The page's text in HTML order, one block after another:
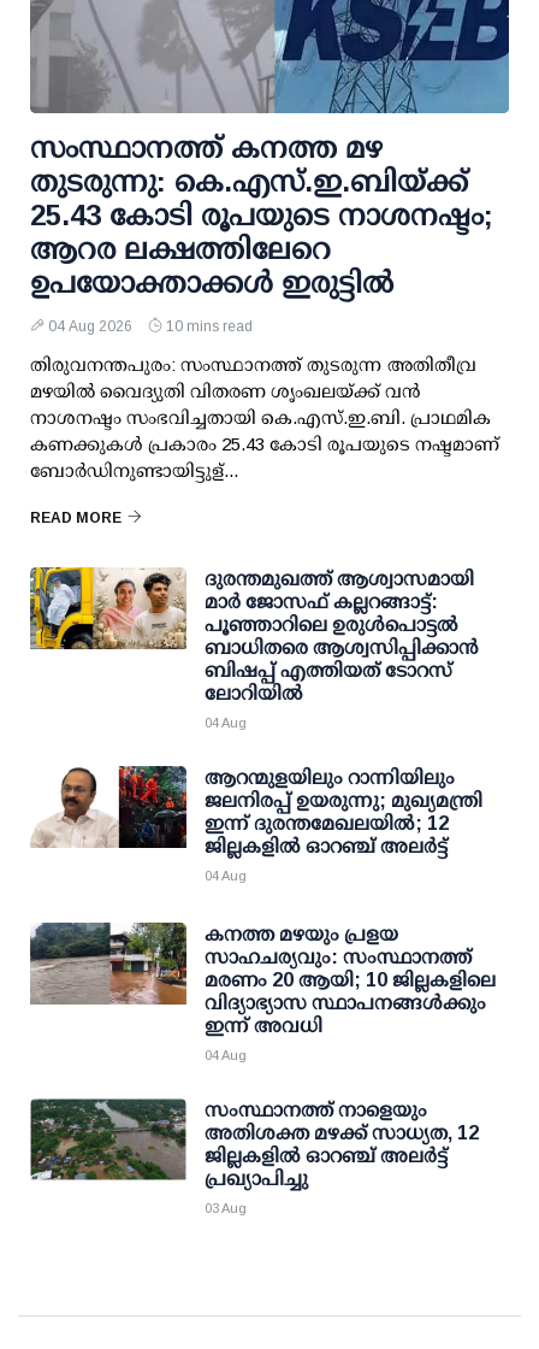
സംസ്ഥാനത്ത് കനത്ത മഴ
തുടരുന്നു: കെ.എസ്.ഇ.ബിയ്ക്ക്
25.43 കോടി രൂപയുടെ നാശനഷ്ടം;
ആറര ലക്ഷത്തിലേറെ
ഉപയോക്താക്കള്‍ ഇരുട്ടില്‍
04 Aug 2026 10 mins read
തിരുവനന്തപുരം: സംസ്ഥാനത്ത് തുടരുന്ന അതിതീവ്ര
മഴയില്‍ വൈദ്യുതി വിതരണ ശൃംഖലയ്ക്ക് വന്‍
നാശനഷ്ടം സംഭവിച്ചതായി കെ.എസ്.ഇ.ബി. പ്രാഥമിക
കണക്കുകള്‍ പ്രകാരം 25.43 കോടി രൂപയുടെ നഷ്ടമാണ്
ബോര്‍ഡിനുണ്ടായിട്ടുള്...
READ MORE
ദുരന്തമുഖത്ത് ആശ്വാസമായി
മാര്‍ ജോസഫ് കല്ലറങ്ങാട്ട്:
പൂഞ്ഞാറിലെ ഉരുള്‍പൊട്ടല്‍
ബാധിതരെ ആശ്വസിപ്പിക്കാന്‍
ബിഷപ്പ് എത്തിയത് ടോറസ്
ലോറിയില്‍
04 Aug
ആറന്മുളയിലും റാന്നിയിലും
ജലനിരപ്പ് ഉയരുന്നു; മുഖ്യമന്ത്രി
ഇന്ന് ദുരന്തമേഖലയില്‍; 12
ജില്ലകളില്‍ ഓറഞ്ച് അലര്‍ട്ട്
04 Aug
കനത്ത മഴയും പ്രളയ
സാഹചര്യവും: സംസ്ഥാനത്ത്
മരണം 20 ആയി; 10 ജില്ലകളിലെ
വിദ്യാഭ്യാസ സ്ഥാപനങ്ങള്‍ക്കും
ഇന്ന് അവധി
04 Aug
സംസ്ഥാനത്ത് നാളെയും
അതിശക്ത മഴക്ക് സാധ്യത, 12
ജില്ലകളിൽ ഓറഞ്ച് അലർട്ട്
പ്രഖ്യാപിച്ചു
03 Aug